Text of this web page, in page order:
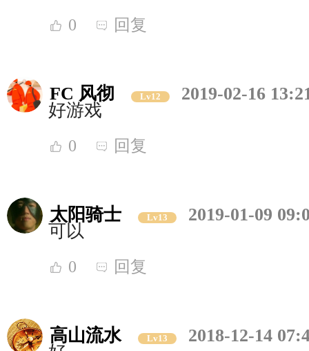
0 回复
FC 风彻 Lv12
2019-02-16
好游戏
0 回复
太阳骑士 Lv13
2019-01-09
可以
0 回复
高山流水 Lv13
2018-12-14